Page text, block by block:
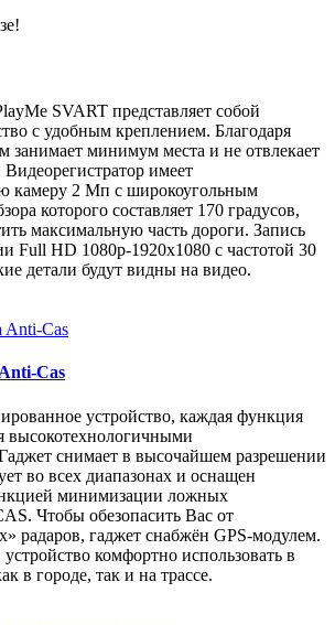
SVART представляет собой
с удобным креплением. Благодаря
занимает минимум места и не отвлекает
имеет
камеру 2 Мп с широкоугольным
которого составляет 170 градусов,
максимальную часть дороги. Запись
Full HD 1080p-1920x1080 с частотой 30
детали будут видны на видео.
Cas
устройство, каждая функция
высокотехнологичными
снимает в высочайшем разрешении
во всех диапазонах и оснащен
минимизации ложных
Чтобы обезопасить Вас от
радаров, гаджет снабжён GPS-модулем.
комфортно использовать в
в городе, так и на трассе.